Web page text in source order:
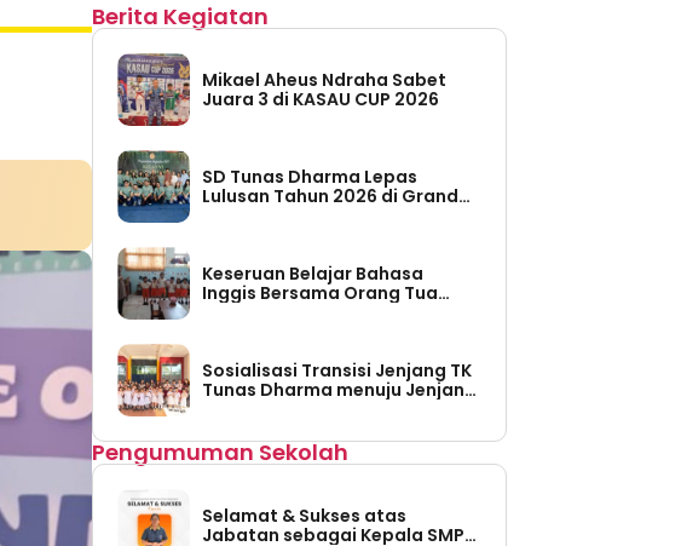
Berita Kegiatan
Mikael Aheus Ndraha Sabet
Juara 3 di KASAU CUP 2026
SD Tunas Dharma Lepas
Lulusan Tahun 2026 di Grand
Keseruan Belajar Bahasa
Inggis Bersama Orang Tua
Sosialisasi Transisi Jenjang TK
Tunas Dharma menuju Jenjang
Pengumuman Sekolah
Selamat & Sukses atas
Jabatan sebagai Kepala SMP